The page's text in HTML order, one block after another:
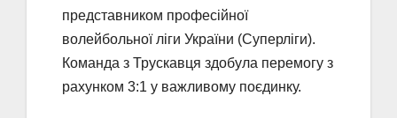
представником професійної
волейбольної ліги України (Суперліги).
Команда з Трускавця здобула перемогу з
рахунком 3:1 у важливому поєдинку.